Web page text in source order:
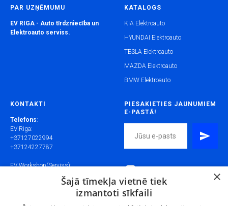
PAR UZŅĒMUMU
EV RIGA - Auto tīrdzniecība un
Elektroauto serviss.
KATALOGS
KIA Elektroauto
HYUNDAI Elektroauto
TESLA Elektroauto
MAZDA Elektroauto
BMW Elektroauto
KONTAKTI
Telefons:
EV Riga:
+37127022994
+37124227787
EV Workshop(Serviss):
PIESAKIETIES JAUNUMIEM
E-PASTĀ!
×
Šajā tīmekļa vietnē tiek
izmantoti sīkfaili